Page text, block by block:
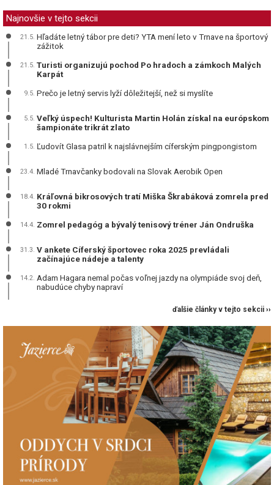
Najnovšie v tejto sekcii
21.5. Hľadáte letný tábor pre deti? YTA mení leto v Trnave na športový
zážitok
21.5. Turisti organizujú pochod Po hradoch a zámkoch Malých
Karpát
9.5. Prečo je letný servis lyží dôležitejší, než si myslíte
5.5. Veľký úspech! Kulturista Martin Holán získal na európskom
šampionáte trikrát zlato
1.5. Ľudovít Glasa patril k najslávnejším cíferským pingpongistom
23.4. Mladé Trnavčanky bodovali na Slovak Aerobik Open
18.4. Kráľovná bikrosových tratí Miška Škrabáková zomrela pred
30 rokmi
14.4. Zomrel pedagóg a bývalý tenisový tréner Ján Ondruška
31.3. V ankete Cíferský športovec roka 2025 prevládali
začínajúce nádeje a talenty
14.2. Adam Hagara nemal počas voľnej jazdy na olympiáde svoj deň,
nabudúce chyby napraví
ďalšie články v tejto sekcii ››